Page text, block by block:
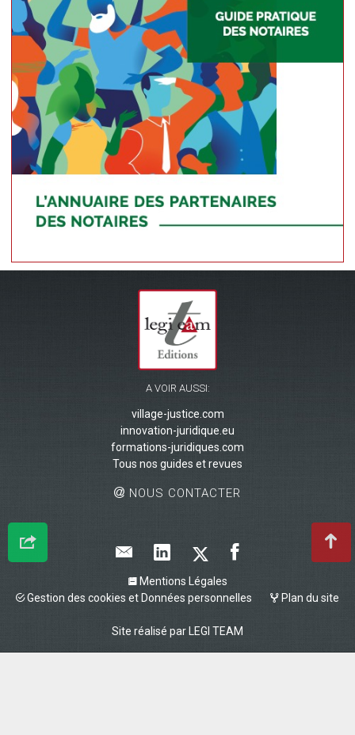
A VOIR AUSSI:
village-justice.com
innovation-juridique.eu
formations-juridiques.com
Tous nos guides et revues
NOUS CONTACTER
Mentions Légales
Gestion des cookies et Données personnelles
Plan du site
Site réalisé par LEGI TEAM